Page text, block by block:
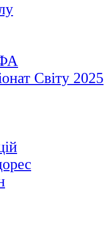
Світу 2025